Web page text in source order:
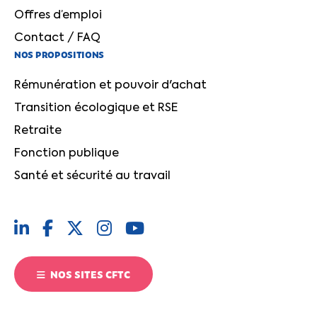
Offres d’emploi
Contact / FAQ
NOS PROPOSITIONS
Rémunération et pouvoir d'achat
Transition écologique et RSE
Retraite
Fonction publique
Santé et sécurité au travail
NOS SITES CFTC